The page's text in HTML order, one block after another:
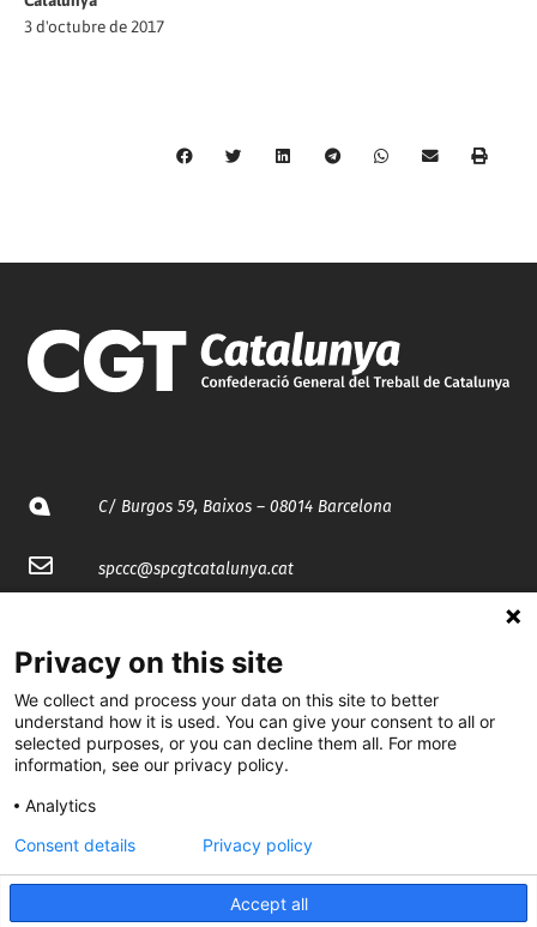
3 d'octubre de 2017
C/ Burgos 59, Baixos – 08014 Barcelona
spccc@spcgtcatalunya.cat
@CGTCatalunya
cgtcatalunya
cgtcatalunya
Privacy on this site
We collect and process your data on this site to better
understand how it is used. You can give your consent to all or
selected purposes, or you can decline them all. For more
information, see our privacy policy.
Analytics
Accept all
Consent details Privacy policy